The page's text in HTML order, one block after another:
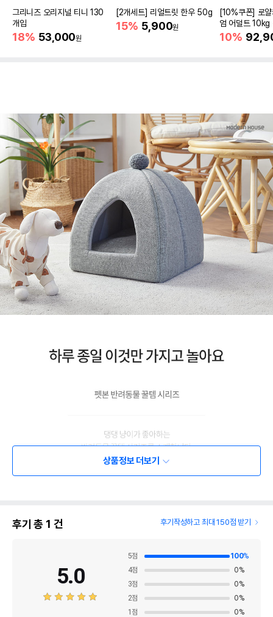
그리니즈 오리지널 티니 130
개입
18% 53,000원
[2개세트] 리얼트릿 한우 50g
15% 5,900원
[10%쿠폰] 로
엄 어덜트 10kg
증진
10%
상품정보 더보기
후기 총 1 건 후기작성하고 최대 150점 받기
5.0
5점 100%
4점 0%
3점 0%
2점 0%
1 점 0%